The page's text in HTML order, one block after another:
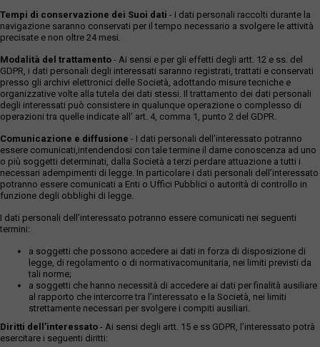
Tempi di conservazione dei Suoi dati - I dati personali raccolti durante la
navigazione saranno conservati per il tempo necessario a svolgere le attività
precisate e non oltre 24 mesi.
Modalità del trattamento - Ai sensi e per gli effetti degli artt. 12 e ss. del
GDPR, i dati personali degli interessati saranno registrati, trattati e conservati
presso gli archivi elettronici delle Società, adottando misure tecniche e
organizzative volte alla tutela dei dati stessi. Il trattamento dei dati personali
degli interessati può consistere in qualunque operazione o complesso di
operazioni tra quelle indicate all' art. 4, comma 1, punto 2 del GDPR.
Comunicazione e diffusione - I dati personali dell’interessato potranno
essere comunicati,intendendosi con tale termine il darne conoscenza ad uno
o più soggetti determinati, dalla Società a terzi perdare attuazione a tutti i
necessari adempimenti di legge. In particolare i dati personali dell’interessato
potranno essere comunicati a Enti o Uffici Pubblici o autorità di controllo in
funzione degli obblighi di legge.
I dati personali dell’interessato potranno essere comunicati nei seguenti
termini:
a soggetti che possono accedere ai dati in forza di disposizione di
legge, di regolamento o di normativacomunitaria, nei limiti previsti da
tali norme;
a soggetti che hanno necessità di accedere ai dati per finalità ausiliare
al rapporto che intercorre tra l’interessato e la Società, nei limiti
strettamente necessari per svolgere i compiti ausiliari.
Diritti dell’interessato - Ai sensi degli artt. 15 e ss GDPR, l’interessato potrà
esercitare i seguenti diritti: